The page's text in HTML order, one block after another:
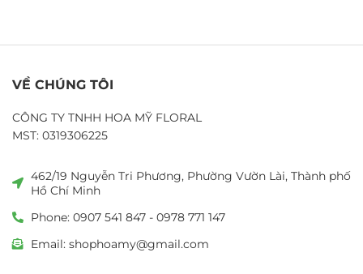
VỀ CHÚNG TÔI
CÔNG TY TNHH HOA MỸ FLORAL
MST: 0319306225
462/19 Nguyễn Tri Phương, Phường Vườn Lài, Thành phố
Hồ Chí Minh
Phone: 0907 541 847 - 0978 771 147
Email: shophoamy@gmail.com